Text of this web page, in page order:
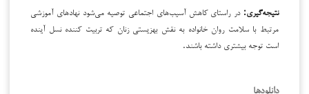
نتیجه‌گیری: در راستای کاهش آسیب‌های اجتماعی توصیه می‌شود نهادهای آموزشی
مرتبط با سلامت روان خانواده به نقش بهزیستی زنان که تربیت کننده نسل آینده
است توجه بیشتری داشته باشند.
دانلودها